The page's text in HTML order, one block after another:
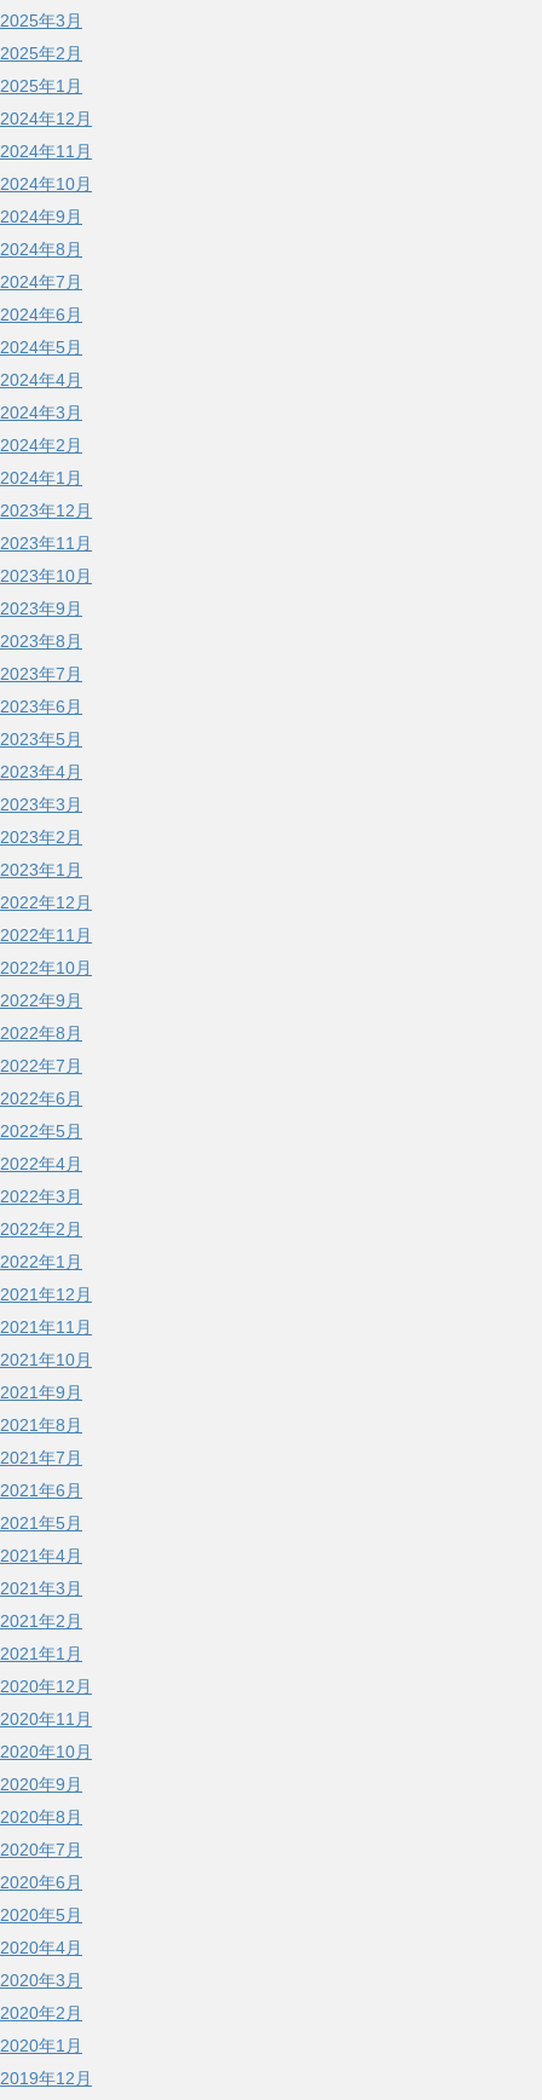
2025年3月
2025年2月
2025年1月
2024年12月
2024年11月
2024年10月
2024年9月
2024年8月
2024年7月
2024年6月
2024年5月
2024年4月
2024年3月
2024年2月
2024年1月
2023年12月
2023年11月
2023年10月
2023年9月
2023年8月
2023年7月
2023年6月
2023年5月
2023年4月
2023年3月
2023年2月
2023年1月
2022年12月
2022年11月
2022年10月
2022年9月
2022年8月
2022年7月
2022年6月
2022年5月
2022年4月
2022年3月
2022年2月
2022年1月
2021年12月
2021年11月
2021年10月
2021年9月
2021年8月
2021年7月
2021年6月
2021年5月
2021年4月
2021年3月
2021年2月
2021年1月
2020年12月
2020年11月
2020年10月
2020年9月
2020年8月
2020年7月
2020年6月
2020年5月
2020年4月
2020年3月
2020年2月
2020年1月
2019年12月